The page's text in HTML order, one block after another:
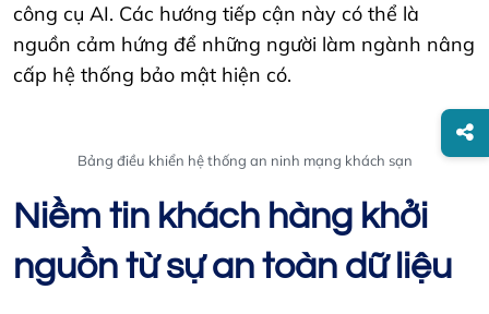
công cụ AI. Các hướng tiếp cận này có thể là
nguồn cảm hứng để những người làm ngành nâng
cấp hệ thống bảo mật hiện có.
Bảng điều khiển hệ thống an ninh mạng khách sạn
Niềm tin khách hàng khởi
nguồn từ sự an toàn dữ liệu